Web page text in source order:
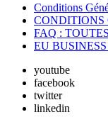
Conditions
CONDITIONS
FAQ :
EU
youtube
facebook
twitter
linkedin